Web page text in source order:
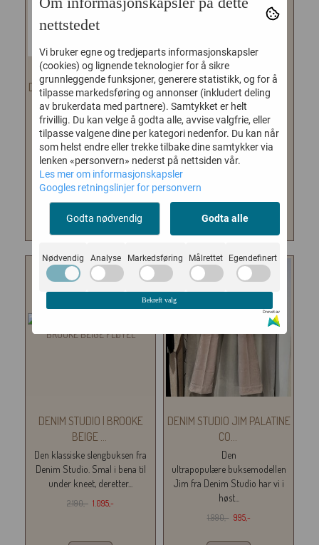
DENIMSTUDIO BROOKE ECRU
1.799,- 900,-
KJØP
DENIM STUDIO | BROOKE
SJOKOL...
Den klassiske slengbuksen fra
Denim Studio. Smal i bena til
under kneet, deretter...
KJØP
DENIM STUDIO | BROOKE
BEIGE ...
Den klassiske slengbuksen fra
Denim Studio. Smal i bena til
under kneet, deretter...
2.190,- 1.095,-
DENIM STUDIO JIM PALATINE
CO...
Den
ultrapopulære buksemodellen
Jim fra Denim Studio har vi i
høst...
1.990,- 995,-
nettstedet
Vi bruker egne og tredjeparts informasjonskapsler
(cookies) og lignende teknologier for å sikre
grunnleggende funksjoner, generere statistikk, og for å
tilpasse markedsføring og annonser (inkludert deling
av brukerdata med partnere). Samtykket er helt
frivillig. Du kan velge å godta alle, avvise valgfrie, eller
tilpasse valgene dine per kategori nedenfor. Du kan når
som helst endre eller trekke tilbake dine samtykker via
lenken «personvern» nederst på nettsiden vår.
Les mer om informasjonskapsler
Googles retningslinjer for personvern
Godta nødvendig Godta alle
Nødvendig Analyse Markedsføring Målrettet Egendefinert
Bekreft valg
Drevet av